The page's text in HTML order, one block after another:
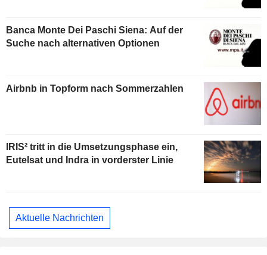
Banca Monte Dei Paschi Siena: Auf der
Suche nach alternativen Optionen
Airbnb in Topform nach Sommerzahlen
IRIS² tritt in die Umsetzungsphase ein,
Eutelsat und Indra in vorderster Linie
Aktuelle Nachrichten